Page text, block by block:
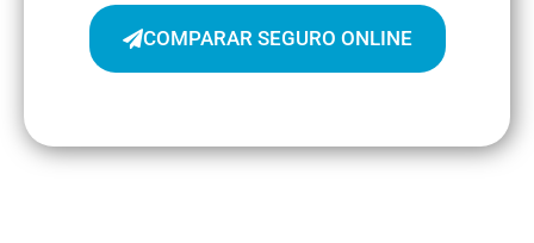
COMPARAR SEGURO ONLINE